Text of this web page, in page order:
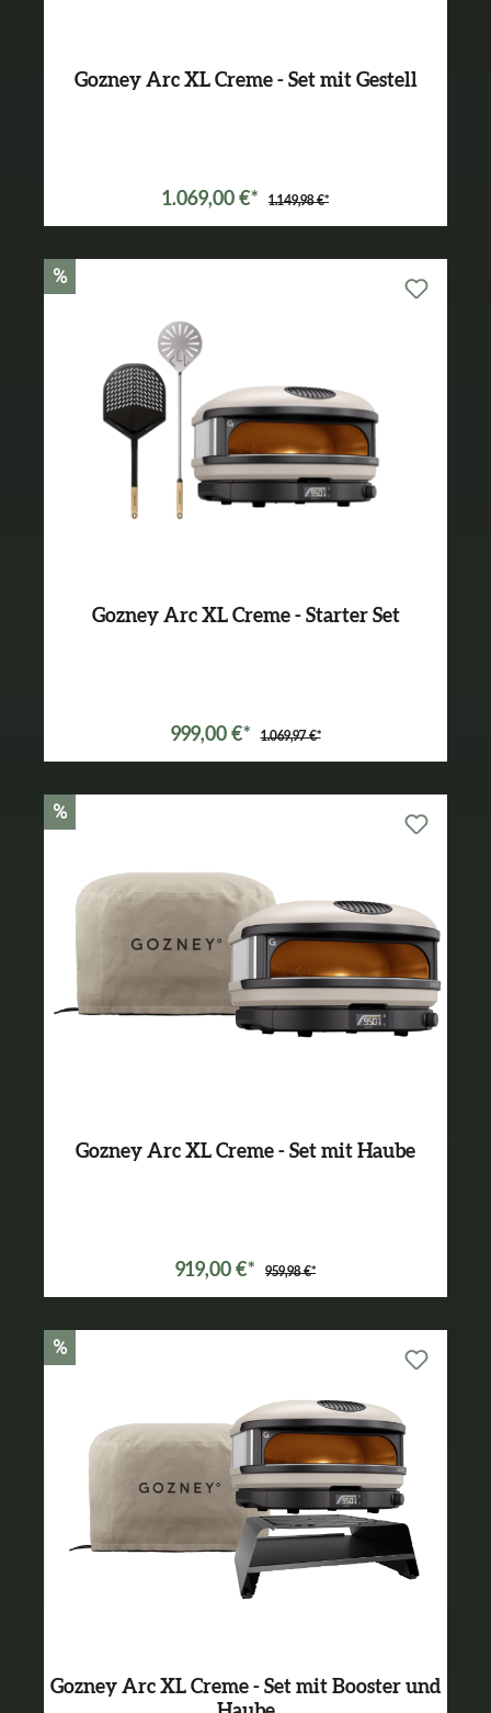
Gozney Arc XL Creme - Set mit Gestell
1.069,00 €* 1.149,98 €*
%
Gozney Arc XL Creme - Starter Set
999,00 €* 1.069,97 €*
%
Gozney Arc XL Creme - Set mit Haube
919,00 €* 959,98 €*
%
Gozney Arc XL Creme - Set mit Booster und